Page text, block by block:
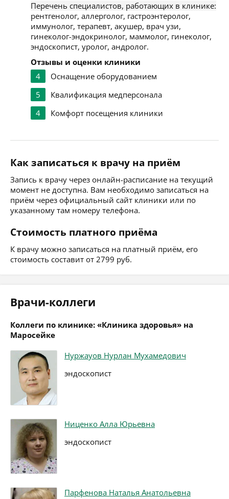
Перечень специалистов, работающих в клинике:
рентгенолог, аллерголог, гастроэнтеролог,
иммунолог, терапевт, акушер, врач узи,
гинеколог-эндокринолог, маммолог, гинеколог,
эндоскопист, уролог, андролог.
Отзывы и оценки клиники
4
Оснащение оборудованием
5
Квалификация медперсонала
4
Комфорт посещения клиники
Как записаться к врачу на приём
Запись к врачу через онлайн-расписание на текущий
момент не доступна. Вам необходимо записаться на
приём через официальный сайт клиники или по
указанному там номеру телефона.
Стоимость платного приёма
К врачу можно записаться на платный приём, его
стоимость составит от 2799 руб.
Врачи-коллеги
Коллеги по клинике: «Клиника здоровья» на
Маросейке
Нуржауов Нурлан Мухамедович
эндоскопист
Ниценко Алла Юрьевна
эндоскопист
Парфенова Наталья Анатольевна